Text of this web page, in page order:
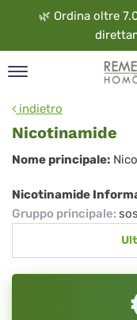
🌿 Ordina oltre
indietro
Nicotinamide
Nome principale:
Nicotinamide
Gruppo principale: